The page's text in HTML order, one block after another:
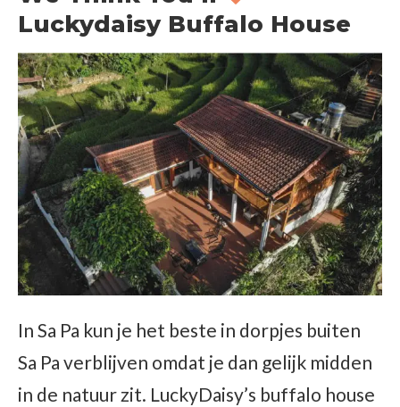
Luckydaisy Buffalo House
In Sa Pa kun je het beste in dorpjes buiten
Sa Pa verblijven omdat je dan gelijk midden
in de natuur zit. LuckyDaisy’s buffalo house